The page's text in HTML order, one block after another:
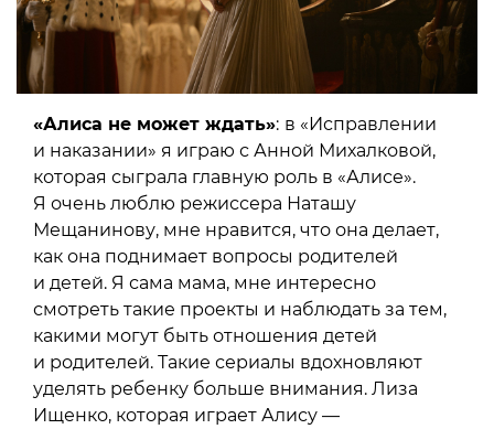
«Алиса не может ждать»: в «Исправлении
и наказании» я играю с Анной Михалковой,
которая сыграла главную роль в «Алисе».
Я очень люблю режиссера Наташу
Мещанинову, мне нравится, что она делает,
как она поднимает вопросы родителей
и детей. Я сама мама, мне интересно
смотреть такие проекты и наблюдать за тем,
какими могут быть отношения детей
и родителей. Такие сериалы вдохновляют
уделять ребенку больше внимания. Лиза
Ищенко, которая играет Алису —